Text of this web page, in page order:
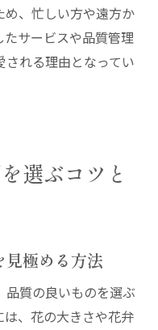
め、忙しい方や遠方か
サービスや品質管理
れる理由となってい
選ぶコツと
極める方法
品質の良いものを選ぶ
は、花の大きさや花弁